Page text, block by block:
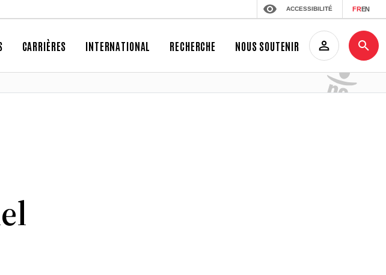
ACCESSIBILITÉ FREN
CARRIÈRES INTERNATIONAL RECHERCHE NOUS SOUTENIR